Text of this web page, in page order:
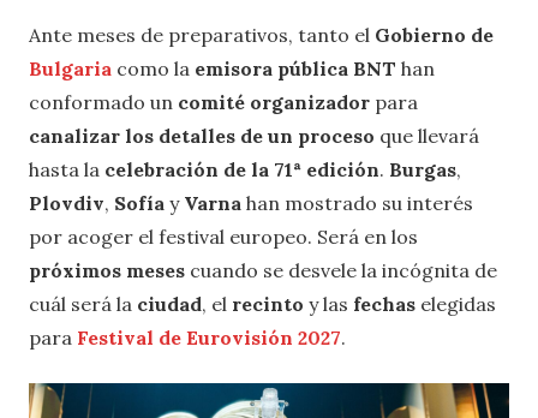
Ante meses de preparativos, tanto el Gobierno de
Bulgaria como la emisora pública BNT han
conformado un comité organizador para
canalizar los detalles de un proceso que llevará
hasta la celebración de la 71ª edición. Burgas,
Plovdiv, Sofía y Varna han mostrado su interés
por acoger el festival europeo. Será en los
próximos meses cuando se desvele la incógnita de
cuál será la ciudad, el recinto y las fechas elegidas
para Festival de Eurovisión 2027.